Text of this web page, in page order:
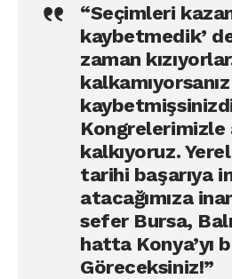
“Seçimleri
kaybetmedik’
zaman
kalkamıyorsanız
Kongrelerimizle
kalkıyoruz.
tarihi başarıya
atacağımıza
sefer Bursa,
hatta Konya’yı
Göreceksiniz!”